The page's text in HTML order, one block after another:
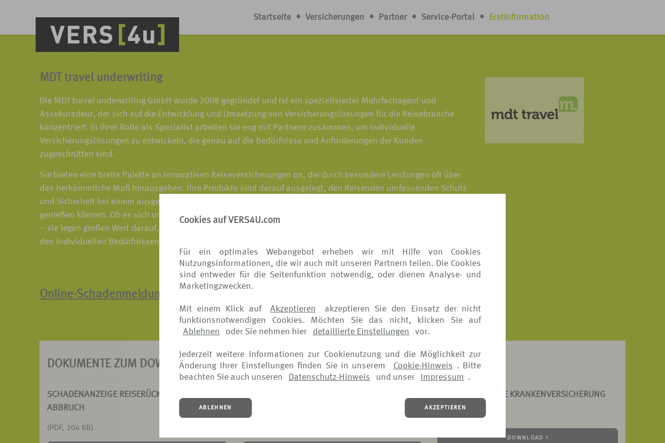
Cookies auf VERS4U.com
Für ein optimales Webangebot erheben wir mit Hilfe von Cookies
Nutzungsinformationen, die wir auch mit unseren Partnern teilen. Die Cookies
sind entweder für die Seitenfunktion notwendig, oder dienen Analyse- und
Marketingzwecken.
Mit einem Klick auf Akzeptieren
akzeptieren Sie den Einsatz der nicht
funktionsnotwendigen Cookies. Möchten Sie das nicht, klicken Sie auf
Ablehnen
oder Sie nehmen hier detaillierte Einstellungen vor.
Jederzeit weitere Informationen zur Cookienutzung und die Möglichkeit zur
Änderung Ihrer Einstellungen finden Sie in unserem
Cookie-Hinweis . Bitte
beachten Sie auch unseren
Datenschutz-Hinweis und unser Impressum .
ABLEHNEN AKZEPTIEREN
Startseite • Versicherungen • Partner • Service-Portal • Erstinformation
MDT travel underwriting
Die MDT travel underwriting GmbH wurde 2008 gegründet und ist ein spezialisierter Mehrfachagent und
Assekuradeur, der sich auf die Entwicklung und Umsetzung von Versicherungslösungen für die Reisebranche
konzentriert. In ihrer Rolle als Spezialist arbeiten sie eng mit Partnern zusammen, um individuelle
Versicherungslösungen zu entwickeln, die genau auf die Bedürfnisse und Anforderungen der Kunden
zugeschnitten sind.
Sie bieten eine breite Palette an innovativen Reiseversicherungen an, die durch besondere Leistungen oft über
das herkömmliche Maß hinausgehen. Ihre Produkte sind darauf ausgelegt, den Reisenden umfassenden Schutz
und Sicherheit bei einem ausgezeichneten Preis-Leistungs-Verhältnis zu bieten, damit sie ihre Reisen unbeschwert
genießen können. Ob es sich um Reiserücktritts-, Reiseabbruchversicherungen oder Versicherungspakete handelt
– sie legen großen Wert darauf, dass unsere Versicherungslösungen den höchsten Standards entsprechen und
den individuellen Bedürfnissen der Kunden gerecht werden.
Online-Schadenmeldung
DOKUMENTE ZUM DOWNLOAD
SCHADENANZEIGE REISERÜCKTRITT UND -
ABBRUCH
(PDF, 204 KB)
SCHADENANZEIGE KRANKENVERSICHERUNG
DOWNLOAD >